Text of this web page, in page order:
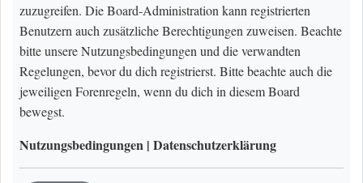
zuzugreifen. Die Board-Administration kann registrierten
Benutzern auch zusätzliche Berechtigungen zuweisen. Beachte
bitte unsere Nutzungsbedingungen und die verwandten
Regelungen, bevor du dich registrierst. Bitte beachte auch die
jeweiligen Forenregeln, wenn du dich in diesem Board
bewegst.
Nutzungsbedingungen | Datenschutzerklärung